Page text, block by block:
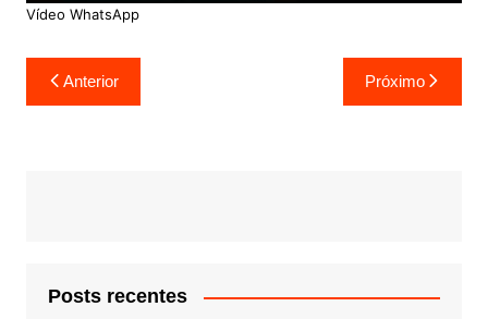
Vídeo WhatsApp
Navegação
de
Anterior Próximo
Posts recentes